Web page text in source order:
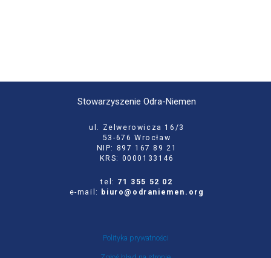
Stowarzyszenie Odra-Niemen
ul. Zelwerowicza 16/3
53-676 Wrocław
NIP: 897 167 89 21
KRS: 0000133146
tel: 71 355 52 02
e-mail:
biuro@odraniemen.org
Polityka prywatności